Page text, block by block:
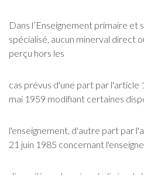
Dans l’Enseignement primaire et
spécialisé, aucun minerval direct
perçu hors les
cas prévus d'une part par l'article
mai 1959 modifiant certaines
l'enseignement, d'autre part par
21 juin 1985 concernant